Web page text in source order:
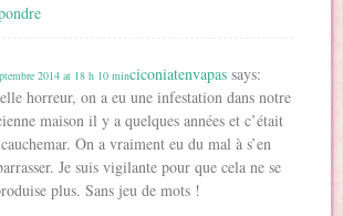
ciconiatenvapas says:
2014 at 18 h 10 min
horreur, on a eu une infestation dans notre
maison il y a quelques années et c’était
On a vraiment eu du mal à s’en
Je suis vigilante pour que cela ne se
plus. Sans jeu de mots !